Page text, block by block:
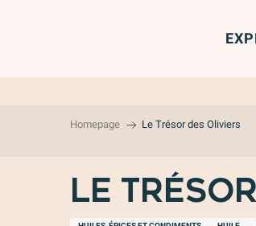
Homepage Le Trésor des Oliviers
Le